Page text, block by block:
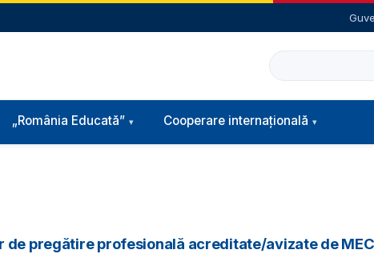
Caută
„România Educată” Cooperare internațională
pregătire profesională acreditate/avizate de MEC